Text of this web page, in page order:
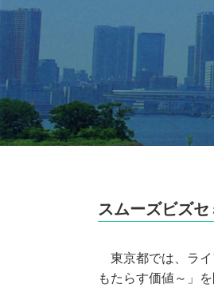
スムーズビズ
東京都では、ラ
もたらす価値～」を